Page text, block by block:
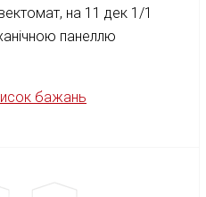
на 11 дек 1/1
панеллю
бажань